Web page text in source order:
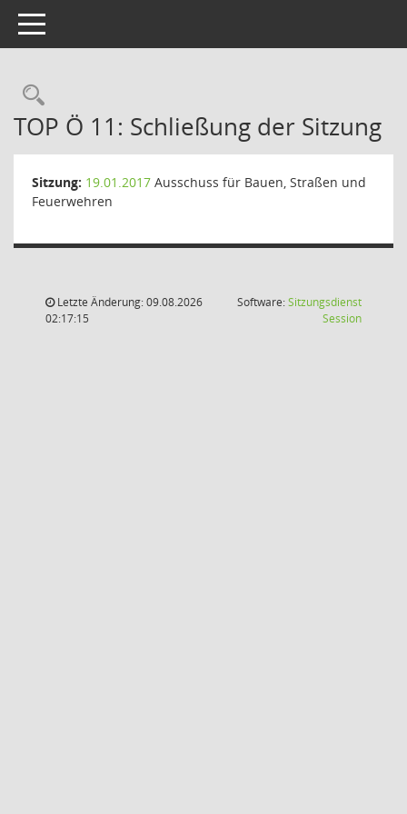
Toggle navigation
Rechercheauswahl
TOP Ö 11: Schließung der Sitzung
Sitzung: 19.01.2017 Ausschuss für Bauen, Straßen und
Feuerwehren
Letzte Änderung: 09.08.2026
02:17:15
Software:Sitzungsdienst
Session(Wird in